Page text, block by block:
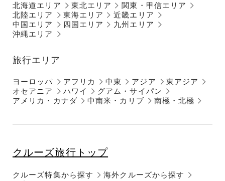
北海道エリア 東北エリア
関東・甲信エリア
北陸エリア
東海エリア
近畿エリア
中国エリア
四国エリア
九州エリア
沖縄エリア
旅行エリア
ヨーロッパ アフリカ 中東 アジア
東アジア
オセアニア
ハワイ
グアム・サイパン
アメリカ・カナダ
中南米・カリブ 南極・北極
クルーズ旅行トップ
クルーズ特集から探す
海外クルーズから探す